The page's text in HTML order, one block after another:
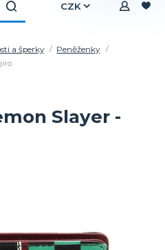
CZK
a šperky
Peněženky
Slayer -